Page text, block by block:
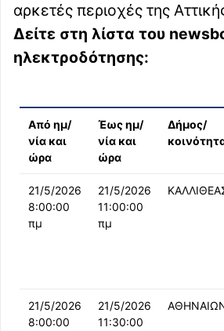
αρκετές περιοχές της
Δείτε στη λίστα του
ηλεκτροδότησης:
Από ημ/
νία και
ώρα
Έως ημ/
νία και
ώρα
Δήμος/
21/5/2026
8:00:00
πμ
21/5/2026
11:00:00
πμ
21/5/2026
8:00:00
21/5/2026
11:30:00